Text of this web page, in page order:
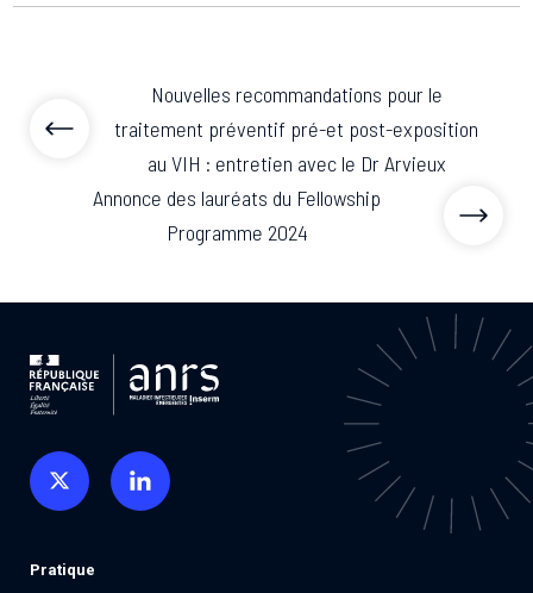
Nouvelles recommandations pour le
traitement préventif pré-et post-exposition
au VIH : entretien avec le Dr Arvieux
Annonce des lauréats du Fellowship
Programme 2024
Pratique